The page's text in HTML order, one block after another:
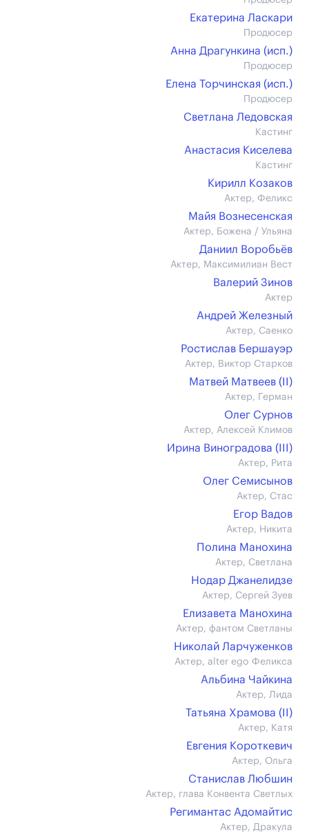
Екатерина Ласкари
Продюсер
Анна Драгункина (иcп.)
Продюсер
Елена Торчинская (иcп.)
Продюсер
Светлана Ледовская
Кастинг
Анастасия Киселева
Кастинг
Кирилл Козаков
Актер, Феликс
Майя Вознесенская
Актер, Божена / Ульяна
Даниил Воробьёв
Актер, Максимилиан Вест
Валерий Зинов
Актер
Андрей Железный
Актер, Саенко
Ростислав Бершауэр
Актер, Виктор Старков
Матвей Матвеев (II)
Актер, Герман
Олег Сурнов
Актер, Алексей Климов
Ирина Виноградова (III)
Актер, Рита
Олег Семисынов
Актер, Стас
Егор Вадов
Актер, Никита
Полина Манохина
Актер, Светлана
Нодар Джанелидзе
Актер, Сергей Зуев
Елизавета Манохина
Актер, фантом Светланы
Николай Ларчуженков
Актер, alter ego Феликса
Альбина Чайкина
Актер, Лида
Татьяна Храмова (II)
Актер, Катя
Евгения Короткевич
Актер, Ольга
Станислав Любшин
Актер, глава Конвента Светлых
Регимантас Адомайтис
Актер, Дракула